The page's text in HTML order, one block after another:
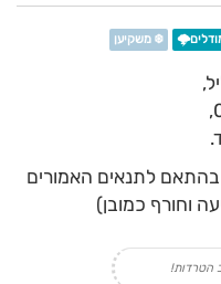
❄️ משקיען
לתנאים האמורים
וחורף כמובן)
הטרדות!